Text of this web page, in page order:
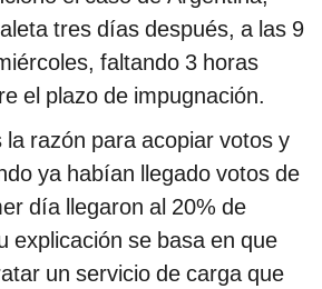
tres días después, a las 9
faltando 3 horas
el plazo de impugnación.
razón para acopiar votos y
ya habían llegado votos de
día llegaron al 20% de
explicación se basa en que
un servicio de carga que